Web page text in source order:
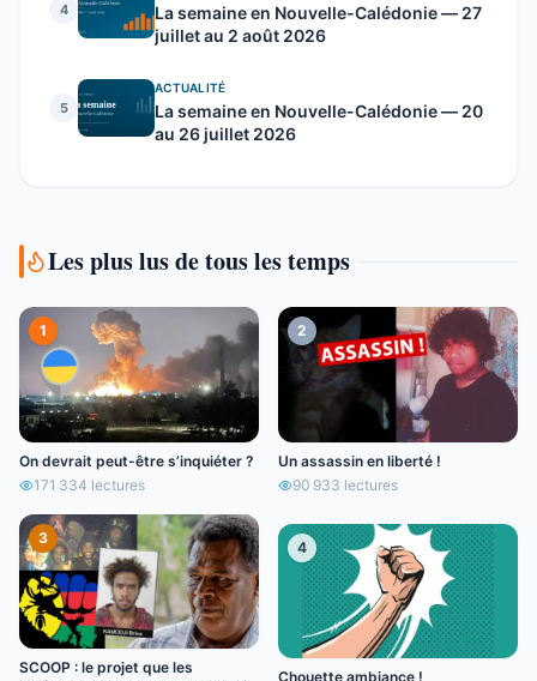
4
La semaine en Nouvelle-Calédonie — 27
juillet au 2 août 2026
5
ACTUALITÉ
La semaine en Nouvelle-Calédonie — 20
au 26 juillet 2026
Les plus lus de tous les temps
1
On devrait peut-être s’inquiéter ?
171 334 lectures
2
Un assassin en liberté !
90 933 lectures
3
SCOOP : le projet que les
4
Chouette ambiance !